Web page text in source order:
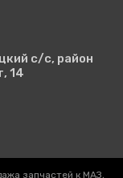
с/с, район
14
запчастей к МАЗ,